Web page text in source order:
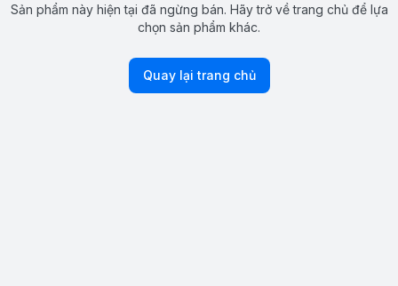
Sản phẩm này hiện tại đã ngừng bán. Hãy trở về trang chủ để lựa
chọn sản phẩm khác.
Quay lại trang chủ